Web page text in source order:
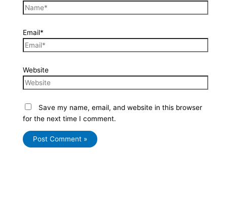
Email*
Website
Save my name, email, and website in this browser
for the next time I comment.